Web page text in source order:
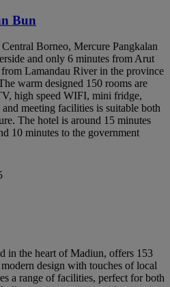
Bun
Borneo, Mercure Pangkalan
and only 6 minutes from Arut
Lamandau River in the province
warm designed 150 rooms are
high speed WIFI, mini fridge,
meeting facilities is suitable both
The hotel is around 15 minutes
10 minutes to the government
in the heart of Madiun, offers 153
design with touches of local
a range of facilities, perfect for both